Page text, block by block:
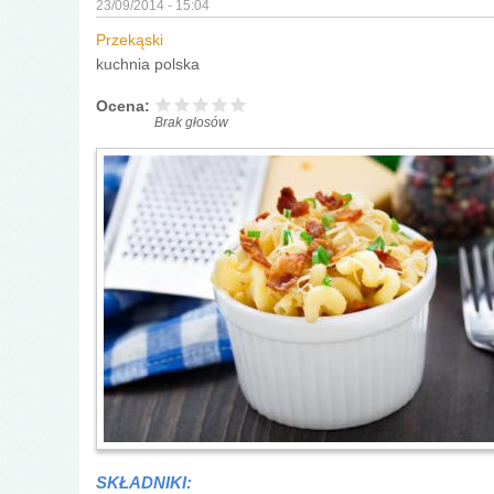
23/09/2014 - 15:04
Przekąski
kuchnia polska
Ocena:
Brak głosów
SKŁADNIKI: